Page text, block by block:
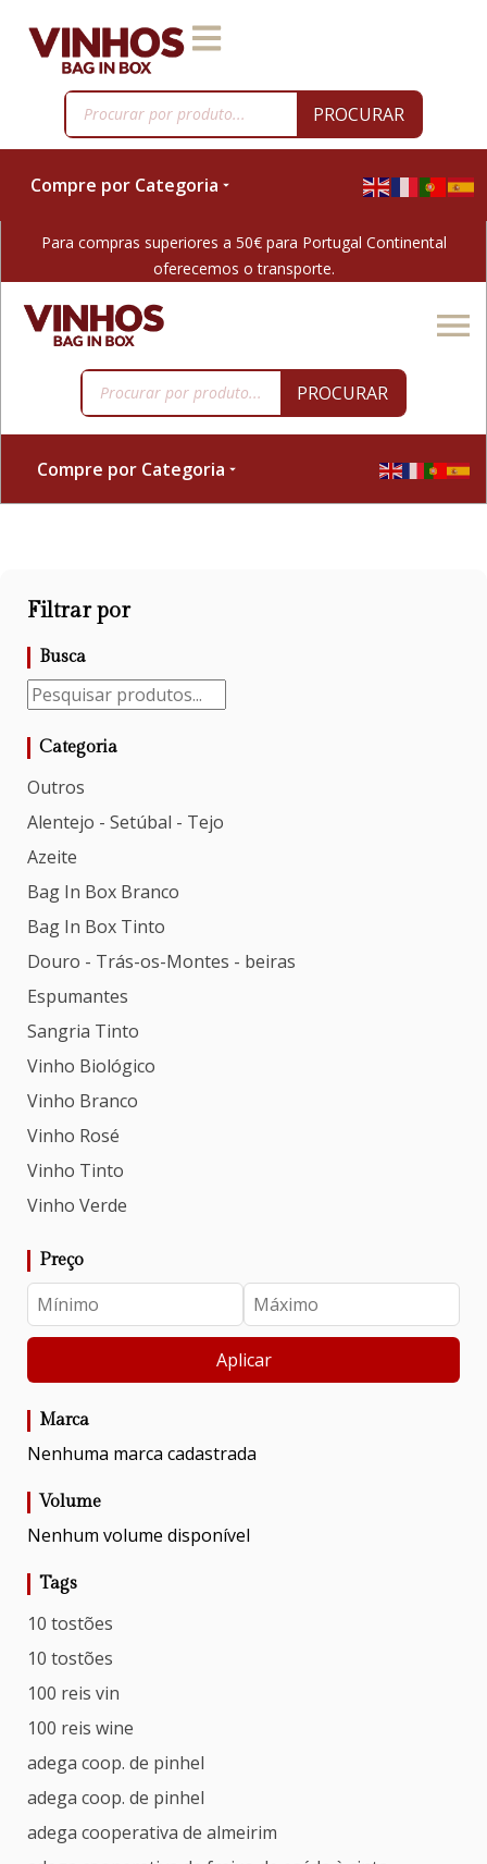
PROCURAR
Compre por Categoria
Para compras superiores a 50€ para Portugal Continental
oferecemos o transporte.
PROCURAR
Compre por Categoria
Filtrar por
Busca
Categoria
Outros
Alentejo - Setúbal - Tejo
Azeite
Bag In Box Branco
Bag In Box Tinto
Douro - Trás-os-Montes - beiras
Espumantes
Sangria Tinto
Vinho Biológico
Vinho Branco
Vinho Rosé
Vinho Tinto
Vinho Verde
Preço
Aplicar
Marca
Nenhuma marca cadastrada
Volume
Nenhum volume disponível
Tags
10 tostões
10 tostões
100 reis vin
100 reis wine
adega coop. de pinhel
adega coop. de pinhel
adega cooperativa de almeirim